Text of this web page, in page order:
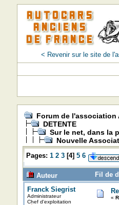
< Revenir sur le site de
Forum de l'association
DETENTE
Sur le net, dans la
Nouvelle
Pages: 1 2 3[4] 5 6
Auteur
Fil de
Franck Siegrist
Administrateur
Chef d'exploitation
«